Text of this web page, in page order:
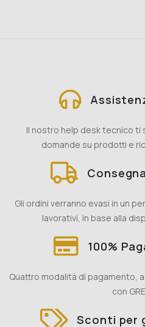
Il nostro help desk tecnico ti
domande su prodotti e
Gli ordini verranno evasi in un
lavorativi, in base alla
100%
Quattro modalità di pagamento,
con
Sconti per